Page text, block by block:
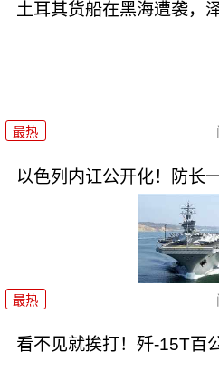
土耳其货船在黑海遭袭，
最热
以色列内讧公开化！防长
最热
看不见就挨打！歼-15T百